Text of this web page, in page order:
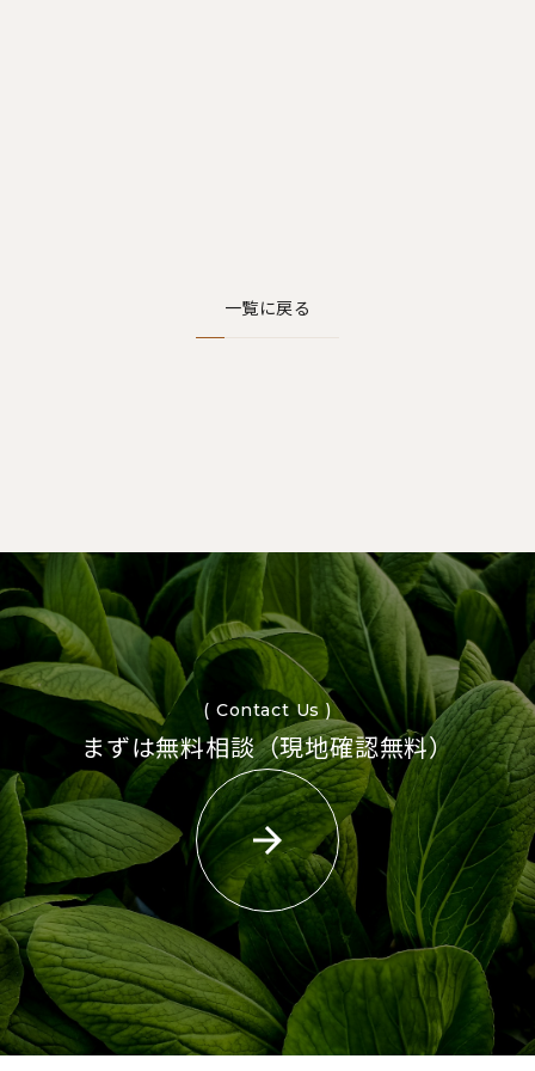
一覧に戻る
( Contact Us )
まずは無料相談（現地確認無料）
arrow_forward